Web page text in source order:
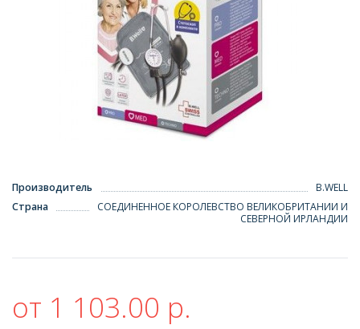
Производитель
B.WELL
Страна
СОЕДИНЕННОЕ КОРОЛЕВСТВО ВЕЛИКОБРИТАНИИ И
СЕВЕРНОЙ ИРЛАНДИИ
от 1 103.00 р.